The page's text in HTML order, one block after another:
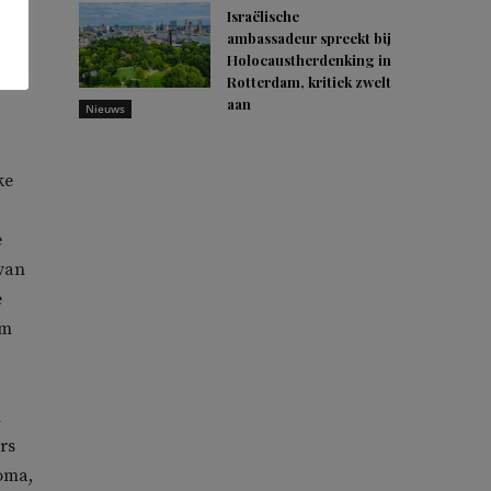
Nieuws
Israëlische
ambassadeur spreekt bij
Holocaustherdenking in
Rotterdam, kritiek zwelt
aan